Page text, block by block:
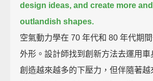
design ideas, and create more
outlandish shapes.
空氣動力學在 70 年代和 80 年代期
外形。設計師找到創新方法去運用車
創造越來越多的下壓力，但伴隨著越